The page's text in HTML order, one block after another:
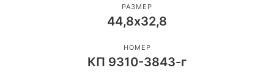
РАЗМЕР
44,8х32,8
НОМЕР
КП 9310-3843-г